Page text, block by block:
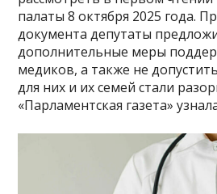
палаты 8 октября 2025 года.
документа депутаты
дополнительные меры
медиков, а также не
для них и их семей стали
«Парламентская газета»